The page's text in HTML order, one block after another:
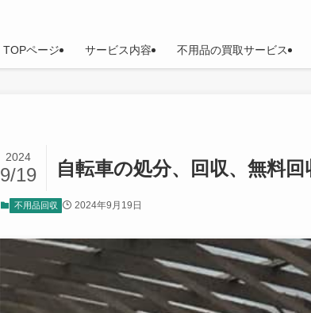
TOPページ サービス内容 不用品の買取サービス
自転車の処分、回収、無料
2024
9/19
不用品回収 2024年9月19日